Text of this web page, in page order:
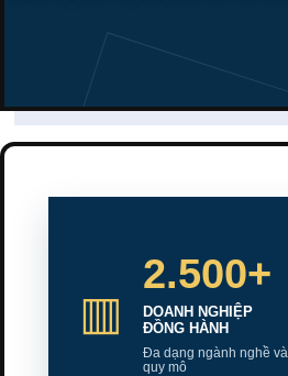
▥
2.500+
DOANH NGHIỆP
ĐỒNG HÀNH
Đa dạng ngành nghề và
quy mô